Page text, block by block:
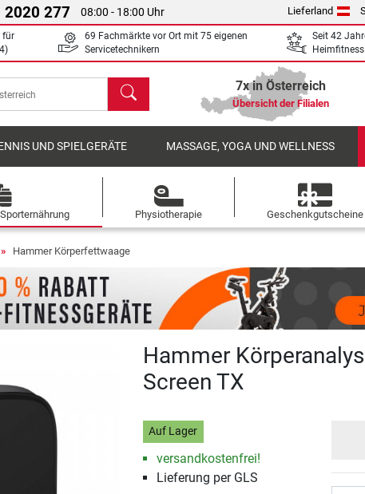
2020 277 08:00 - 18:00 Uhr Lieferland
für
69 Fachmärkte vor Ort mit 75 eigenen
Servicetechnikern
Seit 42
Heimfitness
Suchen 7x in Österreich
Übersicht der Filialen
UND SPIELGERÄTE MASSAGE, YOGA UND WELLNESS
Physiotherapie Geschenkgutscheine
Hammer Körperfettwaage
Hammer
Screen TX
Auf Lager
versandkostenfrei!
Lieferung per GLS